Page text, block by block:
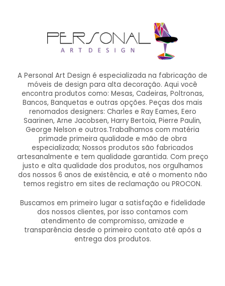
A Personal Art Design é especializada na fabricação de
móveis de design para alta decoração. Aqui você
encontra produtos como: Mesas, Cadeiras, Poltronas,
Bancos, Banquetas e outras opções. Peças dos mais
renomados designers: Charles e Ray Eames, Eero
Saarinen, Arne Jacobsen, Harry Bertoia, Pierre Paulin,
George Nelson e outros.Trabalhamos com matéria
primade primeira qualidade e mão de obra
especializada; Nossos produtos são fabricados
artesanalmente e tem qualidade garantida. Com preço
justo e alta qualidade dos produtos, nos orgulhamos
dos nossos 6 anos de existência, e até o momento não
temos registro em sites de reclamação ou PROCON.
Buscamos em primeiro lugar a satisfação e fidelidade
dos nossos clientes, por isso contamos com
atendimento de compromisso, amizade e
transparência desde o primeiro contato até após a
entrega dos produtos.